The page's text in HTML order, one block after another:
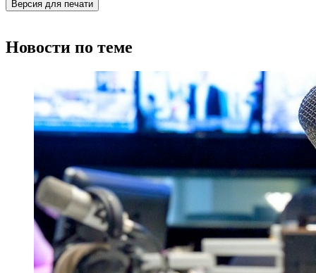
Версия для печати
Новости по теме